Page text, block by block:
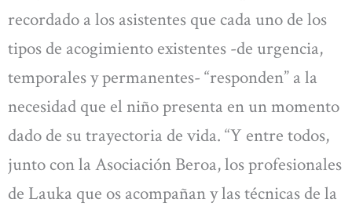
recordado a los asistentes que cada uno de los
tipos de acogimiento existentes -de urgencia,
temporales y permanentes- “responden” a la
necesidad que el niño presenta en un momento
dado de su trayectoria de vida. “Y entre todos,
junto con la Asociación Beroa, los profesionales
de Lauka que os acompañan y las técnicas de la